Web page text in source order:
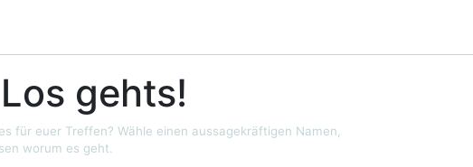
gehts!
für euer Treffen? Wähle einen aussagekräftigen Namen,
worum es geht.